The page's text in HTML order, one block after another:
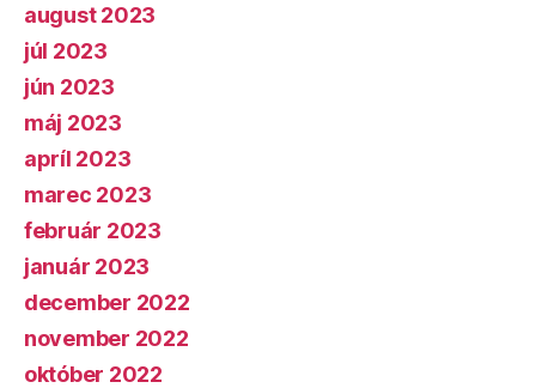
august 2023
júl 2023
jún 2023
máj 2023
apríl 2023
marec 2023
február 2023
január 2023
december 2022
november 2022
október 2022